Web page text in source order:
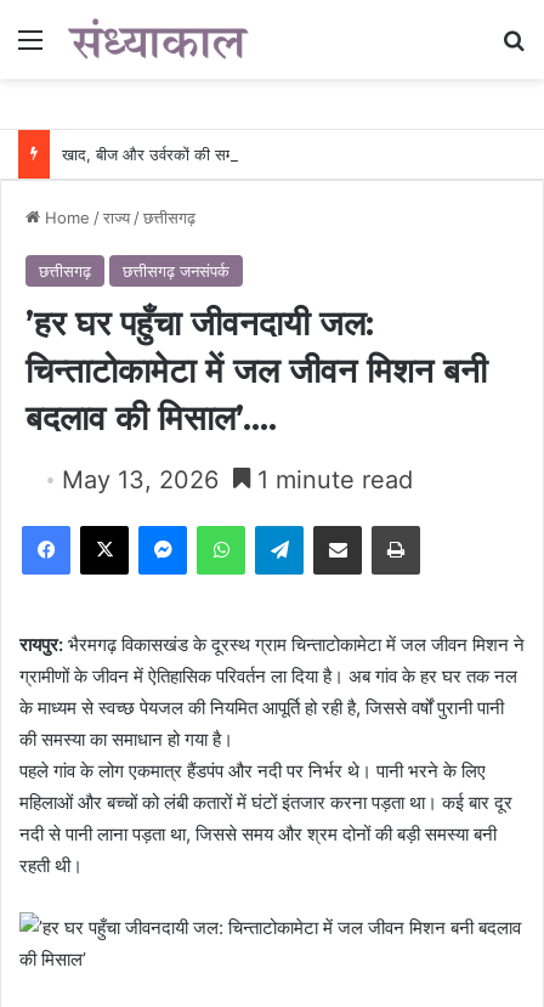
Menu
Home /राज्य /छत्तीसगढ़
छत्तीसगढ़ छत्तीसगढ़ जनसंपर्क
’हर घर पहुँचा जीवनदायी जल:
चिन्ताटोकामेटा में जल जीवन मिशन बनी
बदलाव की मिसाल’….
May 13, 2026 1 minute read
Facebook
X MessengerWhatsAppTelegramShare via Email Print
रायपुर: भैरमगढ़ विकासखंड के दूरस्थ ग्राम चिन्ताटोकामेटा में जल जीवन मिशन ने
ग्रामीणों के जीवन में ऐतिहासिक परिवर्तन ला दिया है। अब गांव के हर घर तक नल
के माध्यम से स्वच्छ पेयजल की नियमित आपूर्ति हो रही है, जिससे वर्षों पुरानी पानी
की समस्या का समाधान हो गया है।
पहले गांव के लोग एकमात्र हैंडपंप और नदी पर निर्भर थे। पानी भरने के लिए
महिलाओं और बच्चों को लंबी कतारों में घंटों इंतजार करना पड़ता था। कई बार दूर
नदी से पानी लाना पड़ता था, जिससे समय और श्रम दोनों की बड़ी समस्या बनी
रहती थी।